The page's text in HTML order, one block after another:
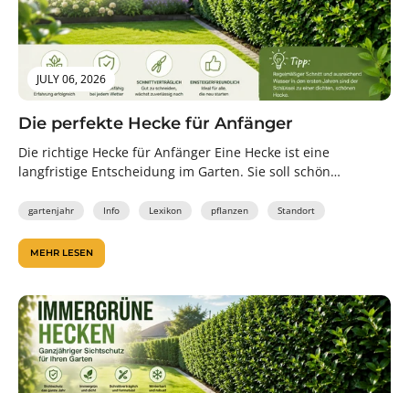
JULY 06, 2026
Die perfekte Hecke für Anfänger
Die richtige Hecke für Anfänger Eine Hecke ist eine
langfristige Entscheidung im Garten. Sie soll schön
gartenjahr Info Lexikon pflanzen Standort
MEHR LESEN